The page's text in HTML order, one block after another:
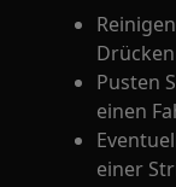
Pusten
einen
einer